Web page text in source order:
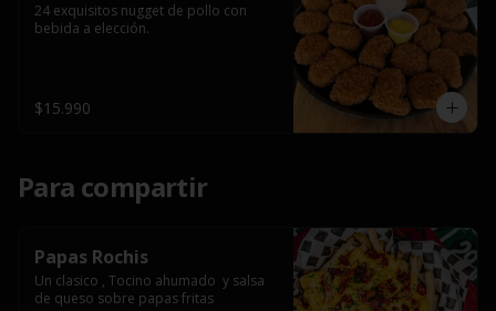
24 exquisitos nugget de pollo con
bebida a elección.
$15.990
Para compartir
Papas Rochis
Un clasico , Tocino ahumado  y salsa
de queso sobre papas fritas